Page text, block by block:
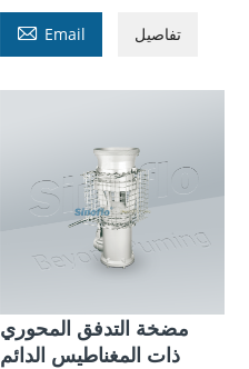
 Email تفاصيل
مضخة التدفق المحوري
ذات المغناطيس الدائم